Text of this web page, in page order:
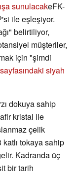
sunulacakeFK-
ile eşleşiyor.
belirtiliyor,
müşteriler,
için "şimdi
siyah
dokuya sahip
kristal ile
çelik
tokaya sahip
Kadranda üç
bir tarih